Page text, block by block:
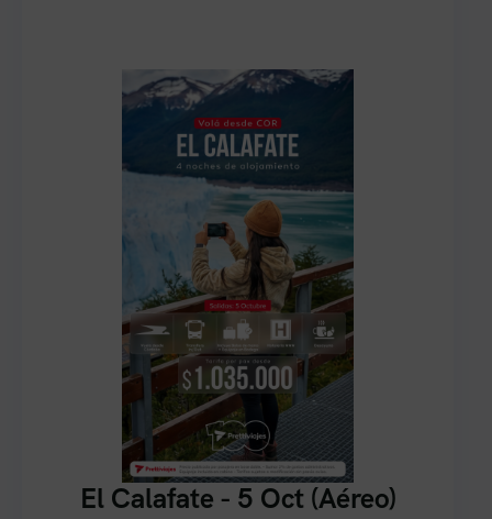
El Calafate - 5 Oct (Aéreo)